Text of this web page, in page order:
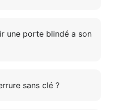
une porte blindé a son
sans clé ?